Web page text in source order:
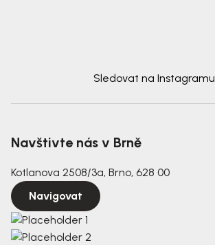
Sledovat na Instagramu
Navštivte nás v Brně
Kotlanova 2508/3a, Brno, 628 00
Navigovat